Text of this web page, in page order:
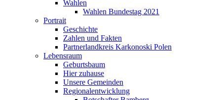
Wahlen
Wahlen Bundestag 2021
Portrait
Geschichte
Zahlen und Fakten
Partnerlandkreis Karkonoski Polen
Lebensraum
Geburtsbaum
Hier zuhause
Unsere Gemeinden
Regionalentwicklung